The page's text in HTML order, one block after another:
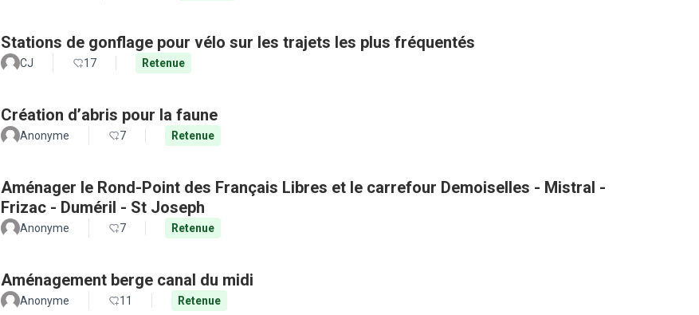
Stations de gonflage pour vélo sur les trajets les plus fréquentés
CJ 17 Retenue
Création d’abris pour la faune
Anonyme 7 Retenue
Aménager le Rond-Point des Français Libres et le carrefour Demoiselles - Mistral -
Frizac - Duméril - St Joseph
Anonyme 7 Retenue
Aménagement berge canal du midi
Anonyme 11 Retenue